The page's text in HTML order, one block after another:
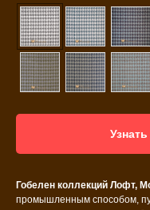
Гобелен коллекций Лофт,
промышленным способом,